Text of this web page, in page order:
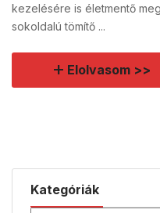
Kategóriák
kezelésére is életmentő
sokoldalú tömítő ...
Elolvasom >>